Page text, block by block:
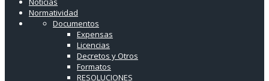
Normatividad
Documentos
Expensas
Licencias
Decretos y Otros
Formatos
RESOLUCIONES